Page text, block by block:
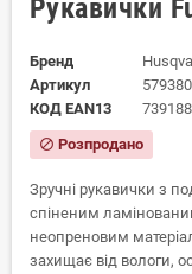
Рукавички
Бренд
Артикул
КОД EAN13
block Розпродано
Зручні рукавички з
спіненим
неопреновим
захищає від вологи,